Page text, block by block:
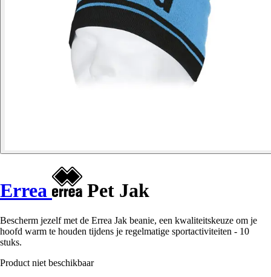
Errea Pet Jak
Bescherm jezelf met de Errea Jak beanie, een kwaliteitskeuze om je
hoofd warm te houden tijdens je regelmatige sportactiviteiten - 10
stuks.
Product niet beschikbaar